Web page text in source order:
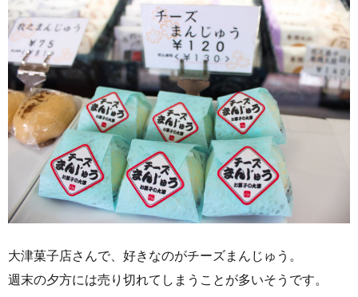
大津菓子店さんで、好きなのがチーズまんじゅう。
週末の夕方には売り切れてしまうことが多いそうです。